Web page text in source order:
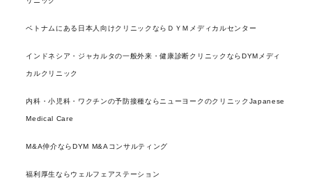
ベトナムにある日本人向けクリニックならＤＹＭメディカルセンター
インドネシア・ジャカルタの一般外来・健康診断クリニックならDYMメディ
カルクリニック
内科・小児科・ワクチンの予防接種ならニューヨークのクリニックJapanese
Medical Care
M&A仲介ならDYM M&Aコンサルティング
福利厚生ならウェルフェアステーション